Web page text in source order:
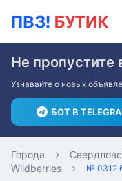
Не пропустите
Узнавайте о новых
БОТ В
Города
Wildberries
№ 0312